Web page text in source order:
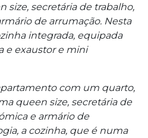
size, secretária de trabalho,
de arrumação. Nesta
integrada, equipada
e exaustor e mini
com um quarto,
queen size, secretária de
e armário de
a cozinha, que é numa